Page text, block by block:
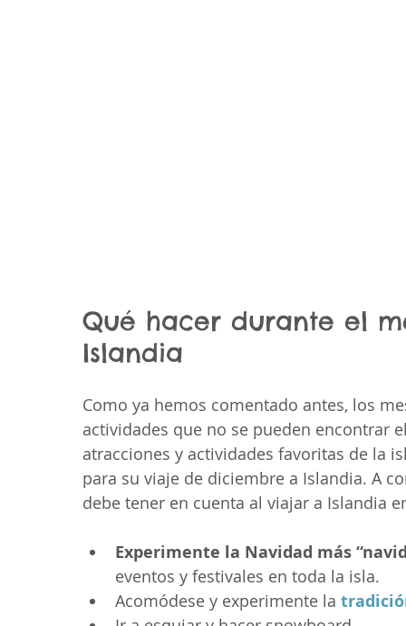
Qué hacer durante el
Islandia
Como ya hemos comentado antes, los
actividades que no se pueden encontrar
atracciones y actividades favoritas de la
para su viaje de diciembre a Islandia. A
debe tener en cuenta al viajar a Islandia
Experimente la Navidad más
eventos y festivales en toda la isla.
Acomódese y experimente la